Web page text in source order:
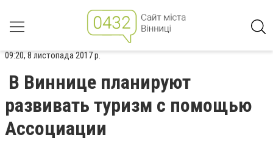
09:20, 8 листопада 2017 р.
В Виннице планируют
развивать туризм с помощью
Ассоциации